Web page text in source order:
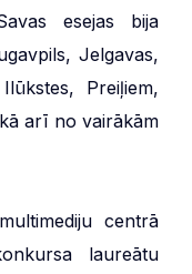
esejas bija
Jelgavas,
Preiļiem,
arī no vairākām
centrā
laureātu